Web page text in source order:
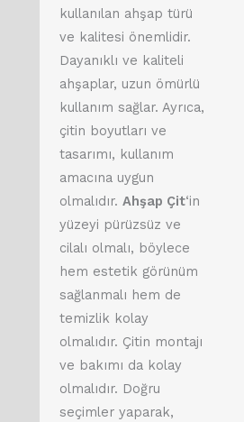
kullanılan ahşap türü
ve kalitesi önemlidir.
Dayanıklı ve kaliteli
ahşaplar, uzun ömürlü
kullanım sağlar. Ayrıca,
çitin boyutları ve
tasarımı, kullanım
amacına uygun
olmalıdır. Ahşap Çit‘in
yüzeyi pürüzsüz ve
cilalı olmalı, böylece
hem estetik görünüm
sağlanmalı hem de
temizlik kolay
olmalıdır. Çitin montajı
ve bakımı da kolay
olmalıdır. Doğru
seçimler yaparak,